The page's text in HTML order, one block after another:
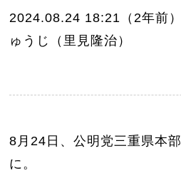
2024.08.24 18:21（2年前）
ゅうじ（里見隆治）
8月24日、公明党三重県本
に。